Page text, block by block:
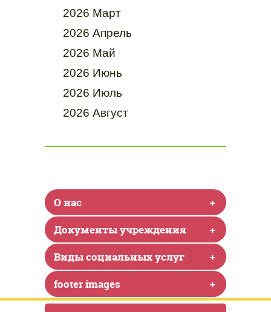
2026 Март
2026 Апрель
2026 Май
2026 Июнь
2026 Июль
2026 Август
О нас +
Документы учреждения +
Виды социальных услуг +
footer images +